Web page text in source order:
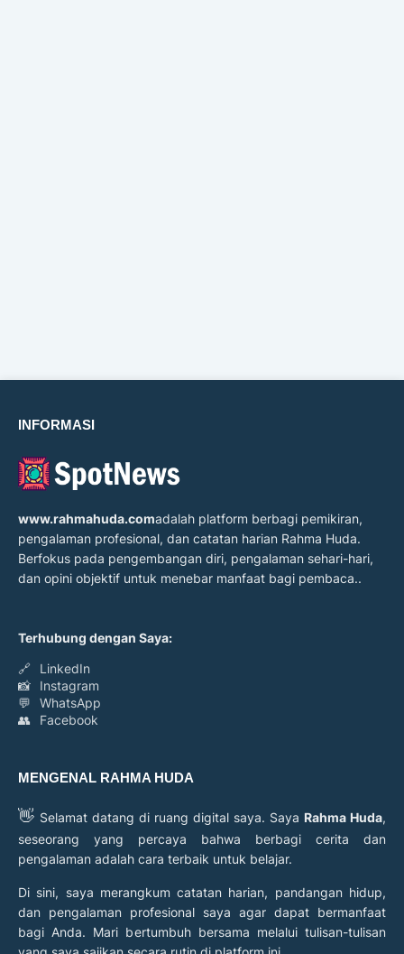
INFORMASI
www.rahmahuda.comadalah platform berbagi pemikiran,
pengalaman profesional, dan catatan harian Rahma Huda.
Berfokus pada pengembangan diri, pengalaman sehari-hari,
dan opini objektif untuk menebar manfaat bagi pembaca..
Terhubung dengan Saya:
🔗
LinkedIn
📸
Instagram
💬
WhatsApp
👥
Facebook
MENGENAL RAHMA HUDA
👋 Selamat datang di ruang digital saya. Saya Rahma Huda,
seseorang yang percaya bahwa berbagi cerita dan
pengalaman adalah cara terbaik untuk belajar.
Di sini, saya merangkum catatan harian, pandangan hidup,
dan pengalaman profesional saya agar dapat bermanfaat
bagi Anda. Mari bertumbuh bersama melalui tulisan-tulisan